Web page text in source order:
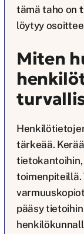
tämä taho on
löytyy
Miten
tärkeää.
toimenpiteillä.
pääsy